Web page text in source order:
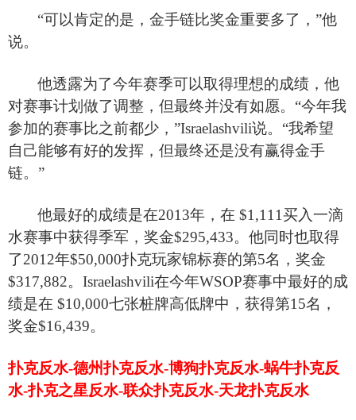
“可以肯定的是，金手链比奖金重要多了，”他
说。
他透露为了今年赛季可以取得理想的成绩，他
对赛事计划做了调整，但最终并没有如愿。“今年我
参加的赛事比之前都少，”Israelashvili说。“我希望
自己能够有好的发挥，但最终还是没有赢得金手
链。”
他最好的成绩是在2013年，在 $1,111买入一滴
水赛事中获得季军，奖金$295,433。他同时也取得
了2012年$50,000扑克玩家锦标赛的第5名，奖金
$317,882。Israelashvili在今年WSOP赛事中最好的成
绩是在 $10,000七张桩牌高低牌中，获得第15名，
奖金$16,439。
扑克反水-德州扑克反水-博狗扑克反水-蜗牛扑克反
水-扑克之星反水-联众扑克反水-天龙扑克反水